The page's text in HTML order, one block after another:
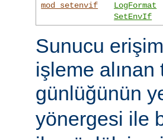
mod_setenvif
LogFormat
SetEnvIf
Sunucu
işleme
günlüğünün
yönergesi ile